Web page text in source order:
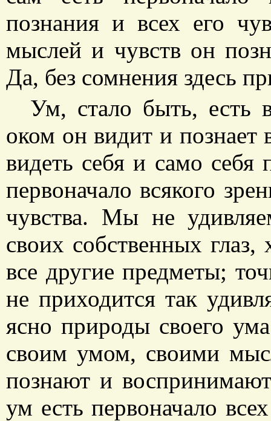
познания и всех его
мыслей и чувств он
Да, без сомнения здесь
Ум, стало быть, есть
оком он видит и
видеть себя и само себя
первоначало всякого
чувства. Мы не
своих собственных
все другие предметы;
не приходится так
ясно природы своего
своим умом, своими
познают и
ум есть первоначало